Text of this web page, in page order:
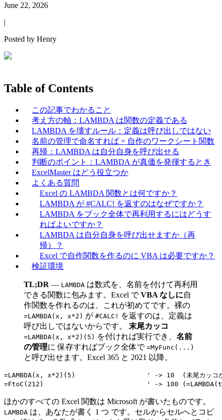
June 22, 2026
|
Posted by Henry
Table of Contents
この記事でわかること
考え方の軸：LAMBDA は関数の定義である
LAMBDA を壊すルール：定義は呼び出しではない
名前の管理で命名すれば = 自作のワークシート関数
再帰：LAMBDA は自分自身を呼び出せる
判断のポイント：LAMBDA が真価を発揮するとき
ExcelMaster はどう役立つか
よくある質問
Excel の LAMBDA 関数とは何ですか？
LAMBDA が #CALC! を返すのはなぜですか？
LAMBDA をブック全体で再利用するにはどうす
ればよいですか？
LAMBDA は自分自身を呼び出せますか（再
帰）？
Excel で自作関数を作るのに VBA は必要ですか？
検証環境
TL;DR — LAMBDA は数式を、名前を付けて再利用
できる関数に包みます。Excel でVBA なしに自
作関数を作れるのは、これが初めてです。裸の
=LAMBDA(x, x*2) が #CALC! を返すのは、定義は
呼び出しではないからです。 末尾カッコ
=LAMBDA(x, x*2)(5) を付ければ実行でき、 名前
の管理に 保存すればブック全体で =MyFunc(...)
と呼び出せます。Excel 365 と 2021 以降。
=LAMBDA(x, x*2)(5)                  ' -> 10  (末尾カッコが
ほかのすべての Excel 関数は Microsoft が書いたものです。
LAMBDA は、あなたが書く 1 つ です。セルからセルへとコピ